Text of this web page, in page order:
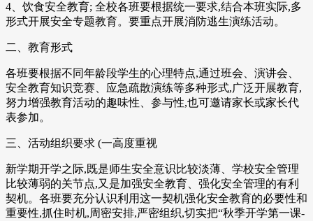
4、饮食安全教育; 全校各班要根据统一要求,结合本班实际,多
形式开展安全专题教育。要重点开展消防逃生演练活动。
二、教育形式
各班要根据不同年龄段学生的心理特点,通过班会、演讲会、
安全教育知识竞赛、应急疏散演练等多种形式,广泛开展教育,
努力增强教育活动的趣味性、参与性,也可邀请家长或家长代
表参加。
三、活动组织要求 (一高度重视
新学期开学之际,既是师生安全意识比较淡薄、学校安全管理
比较薄弱的关节点,又是加强安全教育、强化安全管理的有利
契机。各班要充分认识利用这一契机强化安全教育的必要性和
重要性,抓住时机,周密安排,严密组织,切实把“秋季开学第一课-